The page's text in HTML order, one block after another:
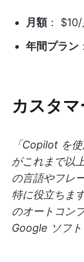
月額： $10/
年間プラン
カスタ
「Copilot を
がこれまで以
の言語やフレ
特に役立ちま
のオートコン
Google ソフ